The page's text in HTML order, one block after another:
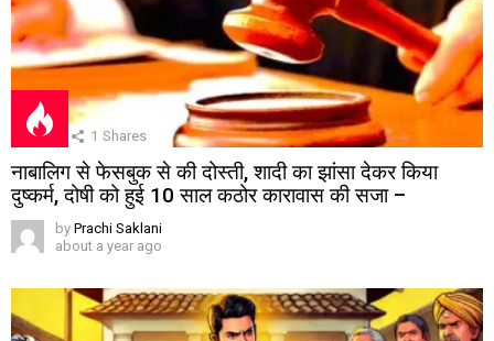
1 Shares
नाबालिग से फेसबुक से की दोस्ती, शादी का झांसा देकर किया
दुष्कर्म, दोषी को हुई 10 साल कठोर कारावास की सजा –
by Prachi Saklani
about a year ago